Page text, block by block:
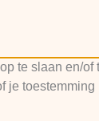
te slaan en/